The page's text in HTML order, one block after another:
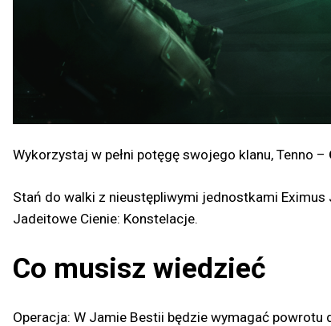
Wykorzystaj w pełni potęgę swojego klanu, Tenno –
Stań do walki z nieustępliwymi jednostkami
Jadeitowe Cienie: Konstelacje.
Co musisz wiedzieć
Operacja: W Jamie Bestii będzie wymagać